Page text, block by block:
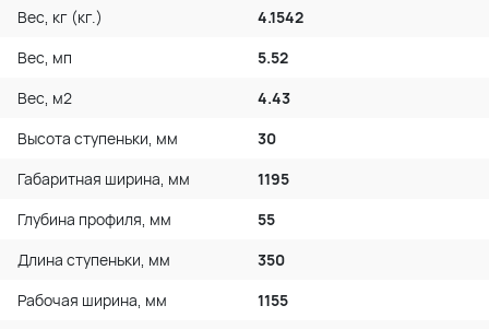
Вес, кг (кг.)
4.1542
Вес, мп
5.52
Вес, м2
4.43
Высота ступеньки, мм
30
Габаритная ширина, мм
1195
Глубина профиля, мм
55
Длина ступеньки, мм
350
Рабочая ширина, мм
1155